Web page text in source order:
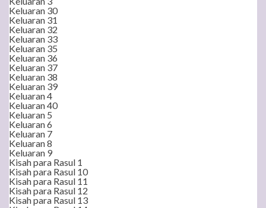
Keluaran 30
Keluaran 31
Keluaran 32
Keluaran 33
Keluaran 35
Keluaran 36
Keluaran 37
Keluaran 38
Keluaran 39
Keluaran 4
Keluaran 40
Keluaran 5
Keluaran 6
Keluaran 7
Keluaran 8
Keluaran 9
Kisah para Rasul 1
Kisah para Rasul 10
Kisah para Rasul 11
Kisah para Rasul 12
Kisah para Rasul 13